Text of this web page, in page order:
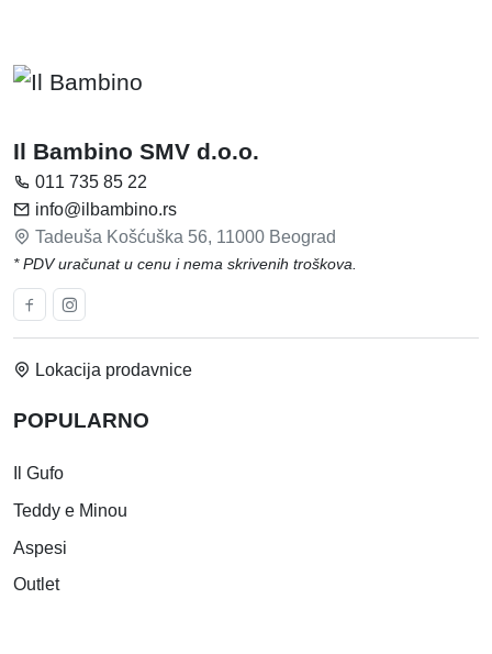
Il Bambino SMV d.o.o.
011 735 85 22
info@ilbambino.rs
Tadeuša Košćuška 56, 11000 Beograd
* PDV uračunat u cenu i nema skrivenih troškova.
Lokacija prodavnice
POPULARNO
Il Gufo
Teddy e Minou
Aspesi
Outlet